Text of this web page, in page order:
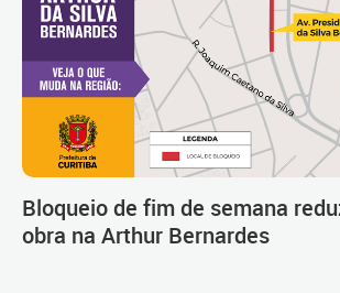
Bloqueio de fim de semana
obra na Arthur Bernardes